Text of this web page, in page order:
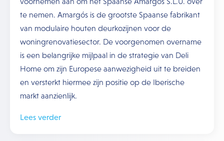
te nemen. Amargós is de grootste Spaanse fabrikant
van modulaire houten deurkozijnen voor de
woningrenovatiesector. De voorgenomen overname
is een belangrijke mijlpaal in de strategie van Deli
Home om zijn Europese aanwezigheid uit te breiden
en versterkt hiermee zijn positie op de Iberische
markt aanzienlijk.
Lees verder